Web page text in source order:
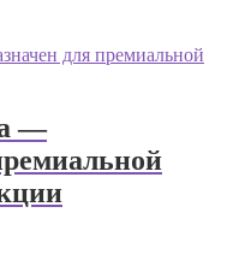
—